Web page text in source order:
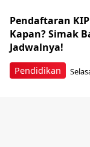
Pendidikan
Pendaftaran
Kapan? Simak
Jadwalnya!